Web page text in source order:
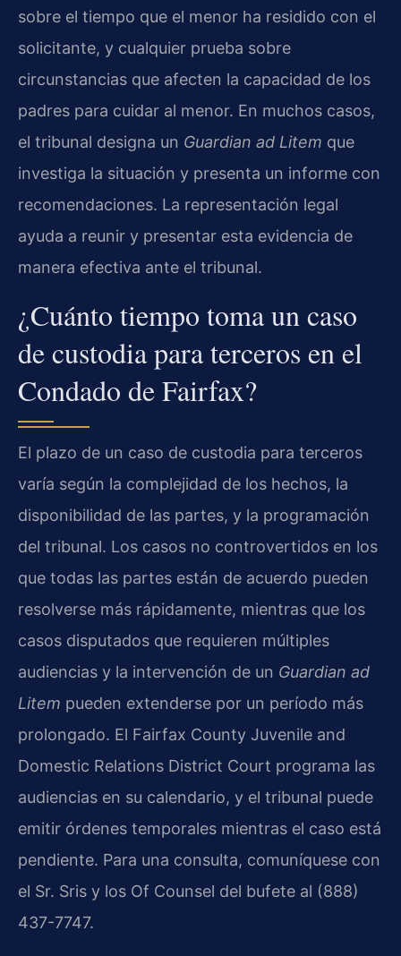
sobre el tiempo que el menor ha residido con el
solicitante, y cualquier prueba sobre
circunstancias que afecten la capacidad de los
padres para cuidar al menor. En muchos casos,
el tribunal designa un Guardian ad Litem que
investiga la situación y presenta un informe con
recomendaciones. La representación legal
ayuda a reunir y presentar esta evidencia de
manera efectiva ante el tribunal.
¿Cuánto tiempo toma un caso
de custodia para terceros en el
Condado de Fairfax?
El plazo de un caso de custodia para terceros
varía según la complejidad de los hechos, la
disponibilidad de las partes, y la programación
del tribunal. Los casos no controvertidos en los
que todas las partes están de acuerdo pueden
resolverse más rápidamente, mientras que los
casos disputados que requieren múltiples
audiencias y la intervención de un Guardian ad
Litem pueden extenderse por un período más
prolongado. El Fairfax County Juvenile and
Domestic Relations District Court programa las
audiencias en su calendario, y el tribunal puede
emitir órdenes temporales mientras el caso está
pendiente. Para una consulta, comuníquese con
el Sr. Sris y los Of Counsel del bufete al (888)
437-7747.